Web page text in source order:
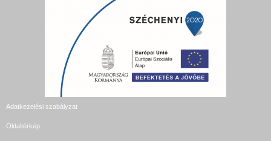
Adatkezelési szabályzat
Oldaltérkép